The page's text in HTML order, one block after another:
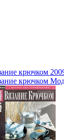
крючком
крючком